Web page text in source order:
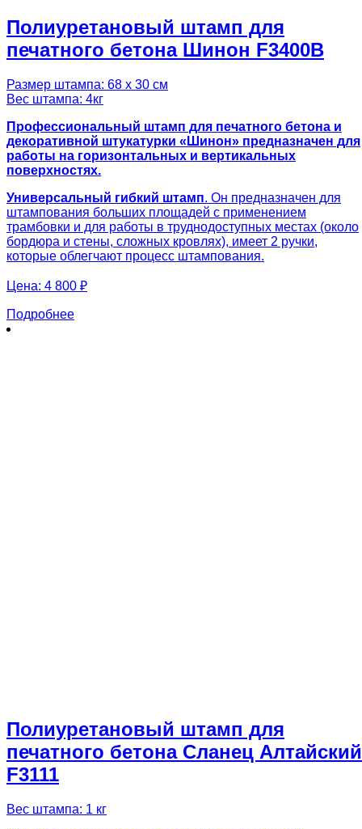
Полиуретановый штамп для
печатного бетона Шинон F3400B
Размер штампа: 68 х 30 см
Вес штампа: 4кг
Профессиональный штамп для печатного бетона и
декоративной штукатурки «Шинон» предназначен для
работы на горизонтальных и вертикальных
поверхностях.
Универсальный гибкий штамп. Он предназначен для
штампования больших площадей с применением
трамбовки и для работы в труднодоступных местах (около
бордюра и стены, сложных кровлях), имеет 2 ручки,
которые облегчают процесс штампования.
Цена: 4 800 ₽
Подробнее
Полиуретановый штамп для
печатного бетона Сланец Алтайский
F3111
Вес штампа: 1 кг